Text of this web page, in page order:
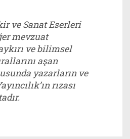
ve Sanat Eserleri
mevzuat
ve bilimsel
aşan
yazarların ve
rızası